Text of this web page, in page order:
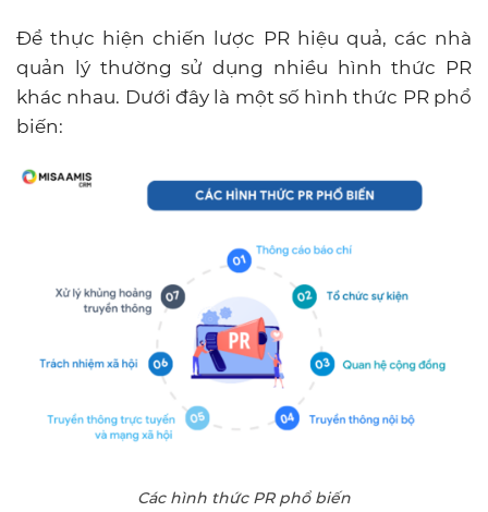
Để thực hiện chiến lược PR hiệu quả, các nhà
quản lý thường sử dụng nhiều hình thức PR
khác nhau. Dưới đây là một số hình thức PR phổ
biến:
Các hình thức PR phổ biến